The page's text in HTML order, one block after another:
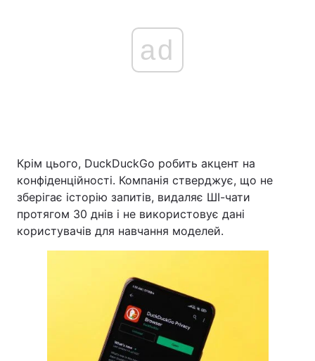
ad
Крім цього, DuckDuckGo робить акцент на
конфіденційності. Компанія стверджує, що не
зберігає історію запитів, видаляє ШІ-чати
протягом 30 днів і не використовує дані
користувачів для навчання моделей.